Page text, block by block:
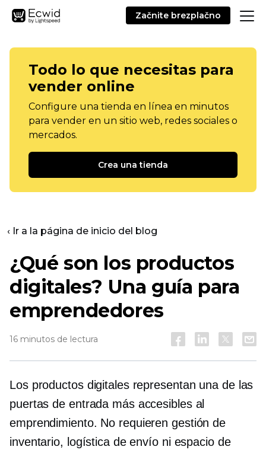
Začnite brezplačno
Todo lo que necesitas para
vender online
Configure una tienda en línea en minutos
para vender en un sitio web, redes sociales o
mercados.
Crea una tienda
‹ Ir a la página de inicio del blog
¿Qué son los productos
digitales? Una guía para
emprendedores
16 minutos de lectura
Los productos digitales representan una de las
puertas de entrada más accesibles al
emprendimiento. No requieren gestión de
inventario, logística de envío ni espacio de